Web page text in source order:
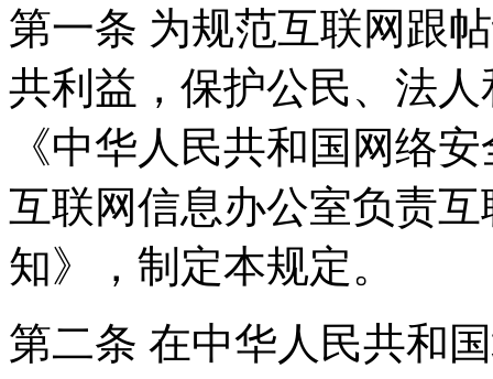
第一条 为规范互联网跟
共利益，保护公民、法
《中华人民共和国网络
互联网信息办公室负责
知》，制定本规定。
第二条 在中华人民共和